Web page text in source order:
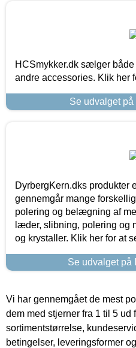
HCSmykker.dk sælger
andre accessories. Klik her
Se udvalget
DyrbergKern.dks produkter
gennemgår mange
polering og belægning af
læder, slibning, polering og
og krystaller. Klik her for at
Se udvalget på
Vi har gennemgået de mest
dem med stjerner fra 1 til 5 ud
sortimentstørrelse,
betingelser, leveringsformer